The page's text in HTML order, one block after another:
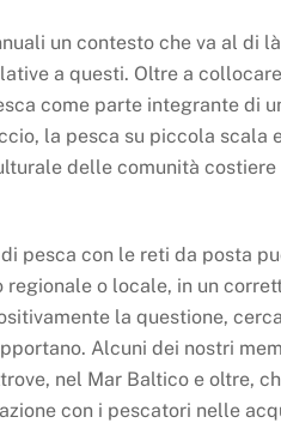
un contesto che va al di
a questi. Oltre a
come parte integrante di
la pesca su piccola scala
delle comunità
pesca con le reti da posta
o locale, in un
la questione,
Alcuni dei nostri
nel Mar Baltico e oltre,
con i pescatori nelle